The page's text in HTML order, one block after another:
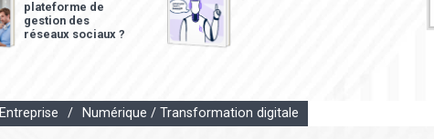
plateforme de
gestion des
réseaux sociaux ?
Entreprise / Numérique / Transformation digitale